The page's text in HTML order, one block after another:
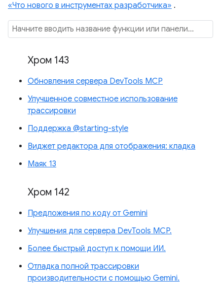
«Что нового в инструментах разработчика» .
Хром 143
Обновления сервера DevTools MCP
Улучшенное совместное использование
трассировки
Поддержка @starting-style
Виджет редактора для отображения: кладка
Маяк 13
Хром 142
Предложения по коду от Gemini
Улучшения для сервера DevTools MCP.
Более быстрый доступ к помощи ИИ.
Отладка полной трассировки
производительности с помощью Gemini.